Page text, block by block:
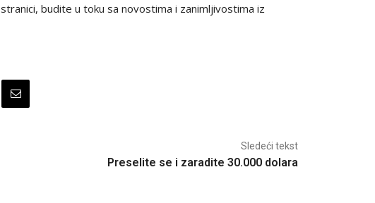
stranici, budite u toku sa novostima i zanimljivostima iz
Sledeći tekst
Preselite se i zaradite 30.000 dolara